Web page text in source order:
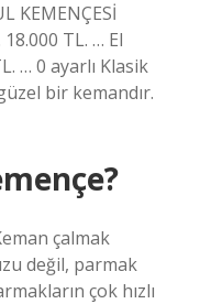
KEMENÇESİ
TL. … El
… 0 ayarlı Klasik
bir kemandır.
çalmak
değil, parmak
çok hızlı